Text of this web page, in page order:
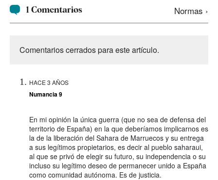
1 Comentarios Normas ›
Comentarios cerrados para este artículo.
HACE 3 AÑOS
Numancia 9
En mi opinión la única guerra (que no sea de defensa del
territorio de España) en la que deberíamos implicarnos es
la de la liberación del Sahara de Marruecos y su entrega
a sus legítimos propietarios, es decir al pueblo saharaui,
al que se privó de elegir su futuro, su independencia o su
incluso su legítimo deseo de permanecer unido a España
como comunidad autónoma. Es de justicia.